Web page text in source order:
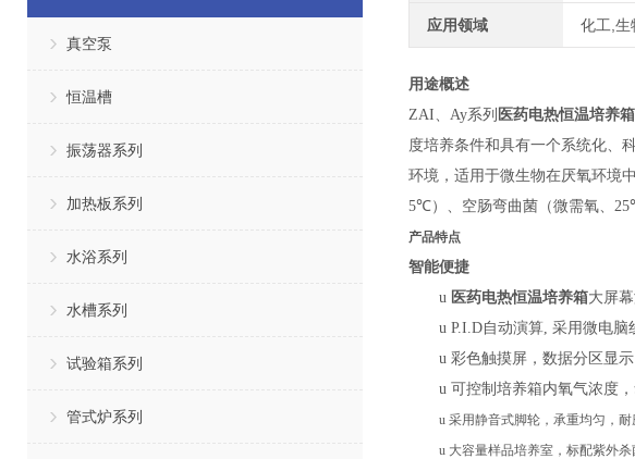
真空泵
恒温槽
振荡器系列
加热板系列
水浴系列
水槽系列
试验箱系列
管式炉系列
应用领域 化工,生
用途概述
ZAI、 Ay系列 医药电热恒温培养箱
度培养条件和具有一个系统化、
环境，适用于微生物在厌氧环境
5℃）、空肠弯曲菌（微需氧、
产品特点
智能便捷
u 医药电热恒温培养箱大屏幕
u P.I.D自动演算, 采用微电脑
u 彩色触摸屏 ，数据分区显示
u 可控制 培养箱内氧气浓度，
u 采用静音式脚轮，承重均匀，
u 大容量样品培养室 ， 标配紫外杀